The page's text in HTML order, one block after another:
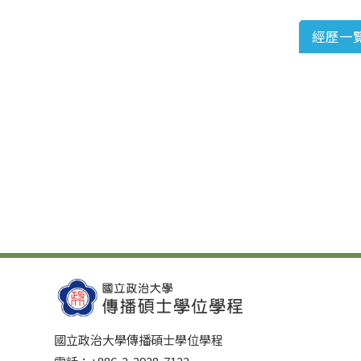
經歷一
國立政治大學傳播碩士學位學程